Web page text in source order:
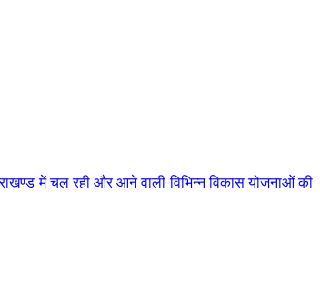
में चल रही और आने वाली विभिन्न विकास योजनाओं की